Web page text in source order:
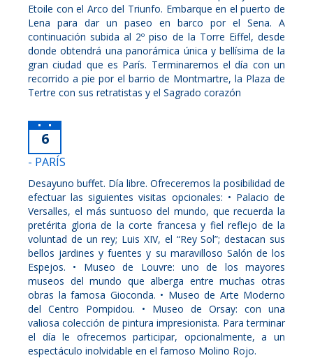
Etoile con el Arco del Triunfo. Embarque en el puerto de
Lena para dar un paseo en barco por el Sena. A
continuación subida al 2º piso de la Torre Eiffel, desde
donde obtendrá una panorámica única y bellísima de la
gran ciudad que es París. Terminaremos el día con un
recorrido a pie por el barrio de Montmartre, la Plaza de
Tertre con sus retratistas y el Sagrado corazón
6
- PARÍS
Desayuno buffet. Día libre. Ofreceremos la posibilidad de
efectuar las siguientes visitas opcionales: • Palacio de
Versalles, el más suntuoso del mundo, que recuerda la
pretérita gloria de la corte francesa y fiel reflejo de la
voluntad de un rey; Luis XIV, el “Rey Sol”; destacan sus
bellos jardines y fuentes y su maravilloso Salón de los
Espejos. • Museo de Louvre: uno de los mayores
museos del mundo que alberga entre muchas otras
obras la famosa Gioconda. • Museo de Arte Moderno
del Centro Pompidou. • Museo de Orsay: con una
valiosa colección de pintura impresionista. Para terminar
el día le ofrecemos participar, opcionalmente, a un
espectáculo inolvidable en el famoso Molino Rojo.